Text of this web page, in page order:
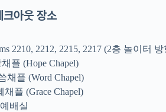
아웃 장소
2210, 2212, 2215, 2217 (2층 놀이터
플 (Hope Chapel)
채플 (Word Chapel)
채플 (Grace Chapel)
배실